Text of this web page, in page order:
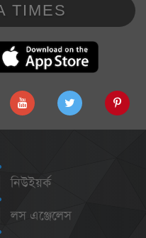
TIMES
নিউইয়র্ক
লস এঞ্জেলেস